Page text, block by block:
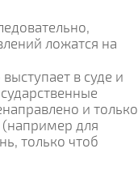
ложатся на
в суде и
и только
(например для
только чтоб